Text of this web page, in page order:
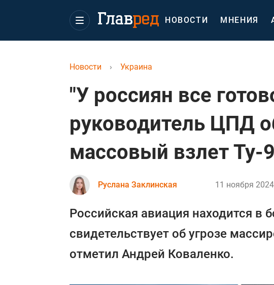
НОВОСТИ МНЕНИЯ
Новости › Украина
"У россиян все
руководитель ЦПД
массовый взлет Ту-
Руслана Заклинская 11 ноября
Российская авиация находится в
свидетельствует об угрозе
отметил Андрей Коваленко.